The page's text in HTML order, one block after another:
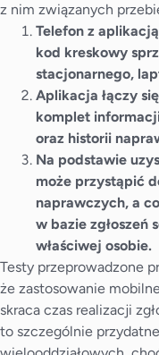
z nim związanych
Telefon z
kod kreskowy
stacjonarnego,
Aplikacja łączy
komplet
oraz historii
Na podstawie
może przystąpić
naprawczych, a
w bazie zgłoszeń
właściwej osobie.
Testy przeprowadzone
że zastosowanie
skraca czas realizacji
to szczególnie